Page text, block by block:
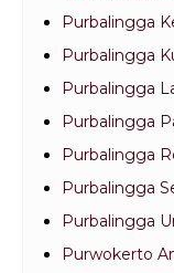
Purbalingga
Purbalingga
Purbalingga
Purbalingga
Purbalingga
Purbalingga
Purbalingga
Purwokerto